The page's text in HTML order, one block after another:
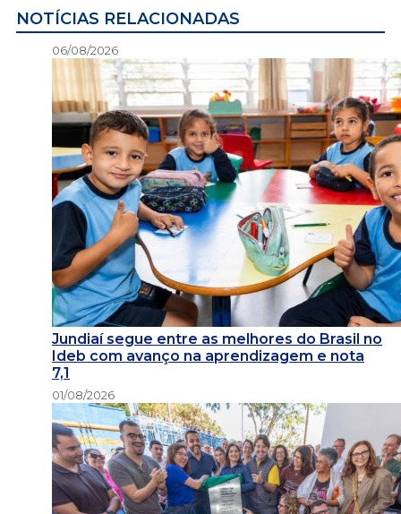
NOTÍCIAS RELACIONADAS
06/08/2026
Jundiaí segue entre as melhores do Brasil no
Ideb com avanço na aprendizagem e nota
7,1
01/08/2026